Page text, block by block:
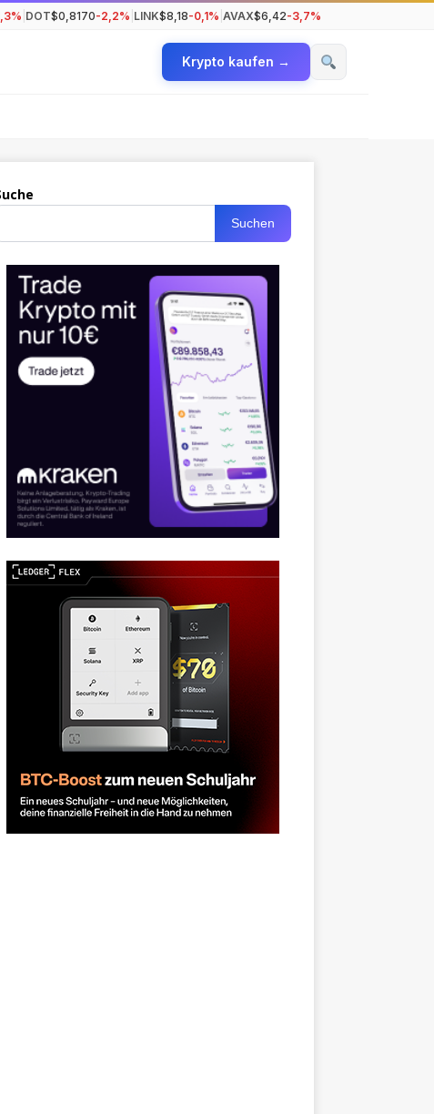
DOT$0,8170-2,2% LINK$8,18-0,1% AVAX$6,42-3,7%
Krypto kaufen →
Suchen